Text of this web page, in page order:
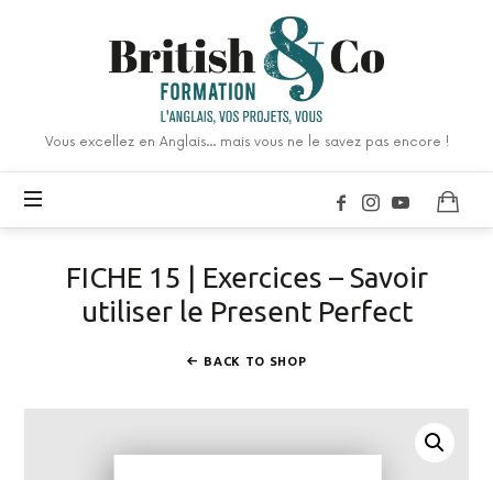
&
Co
Formation
Vous excellez en Anglais... mais vous ne le savez pas encore !
FICHE 15 | Exercices – Savoir
utiliser le Present Perfect
BACK TO SHOP